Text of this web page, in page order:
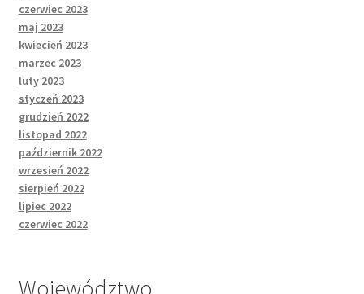
czerwiec 2023
maj 2023
kwiecień 2023
marzec 2023
luty 2023
styczeń 2023
grudzień 2022
listopad 2022
październik 2022
wrzesień 2022
sierpień 2022
lipiec 2022
czerwiec 2022